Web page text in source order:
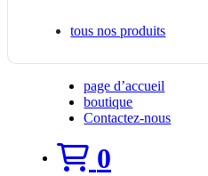
tous nos produits
page d’accueil
boutique
Contactez-nous
0